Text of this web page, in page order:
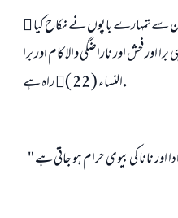
 اور تم ان عورتوں سے نكاح نہ كرو جن سے تمہارے باپوں نے نكاح كيا
اور فحش اور ناراضگى والا كام اور برا
راہ ہے النساء ( 22 ).
نانا كى بيوى حرام ہو جاتى ہے "